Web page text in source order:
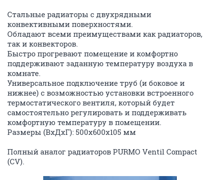
Стальные радиаторы с двухрядными
конвективными поверхностями.
Обладают всеми преимуществами как радиаторов,
так и конвекторов.
Быстро прогревают помещение и комфортно
поддерживают заданную температуру воздуха в
комнате.
Универсальное подключение труб (и боковое и
нижнее) с возможностью установки встроенного
термостатического вентиля, который будет
самостоятельно регулировать и поддерживать
комфортную температуру в помещении.
Размеры (ВхДхГ): 500х600х105 мм
Полный аналог радиаторов PURMO Ventil Compact
(CV).